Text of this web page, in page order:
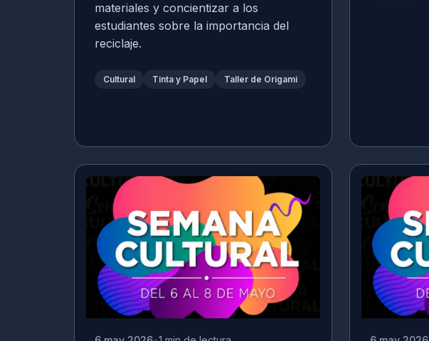
materiales y concientizar a los
estudiantes sobre la importancia del
reciclaje.
Cultural Tinta y Papel Taller de Origami